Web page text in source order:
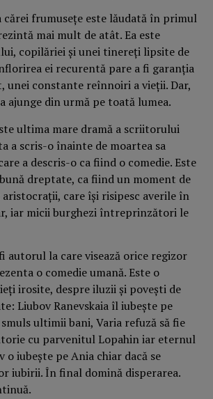
cărei frumusețe este lăudată în primul
mai mult de atât. Ea este
copilăriei și unei tinereți lipsite de
ei recurentă pare a fi garanția
unei constante reînnoiri a vieții. Dar,
ajunge din urmă pe toată lumea.
ultima mare dramă a scriitorului
a scris-o înainte de moartea sa
a descris-o ca fiind o comedie. Este
dreptate, ca fiind un moment de
care își risipesc averile în
iar micii burghezi întreprinzători le
autorul la care visează orice regizor
o comedie umană. Este o
irosite, despre iluzii și povești de
Liubov Ranevskaia îl iubește pe
ultimii bani, Varia refuză să fie
cu parvenitul Lopahin iar eternul
iubește pe Ania chiar dacă se
iubirii. În final domină disperarea.